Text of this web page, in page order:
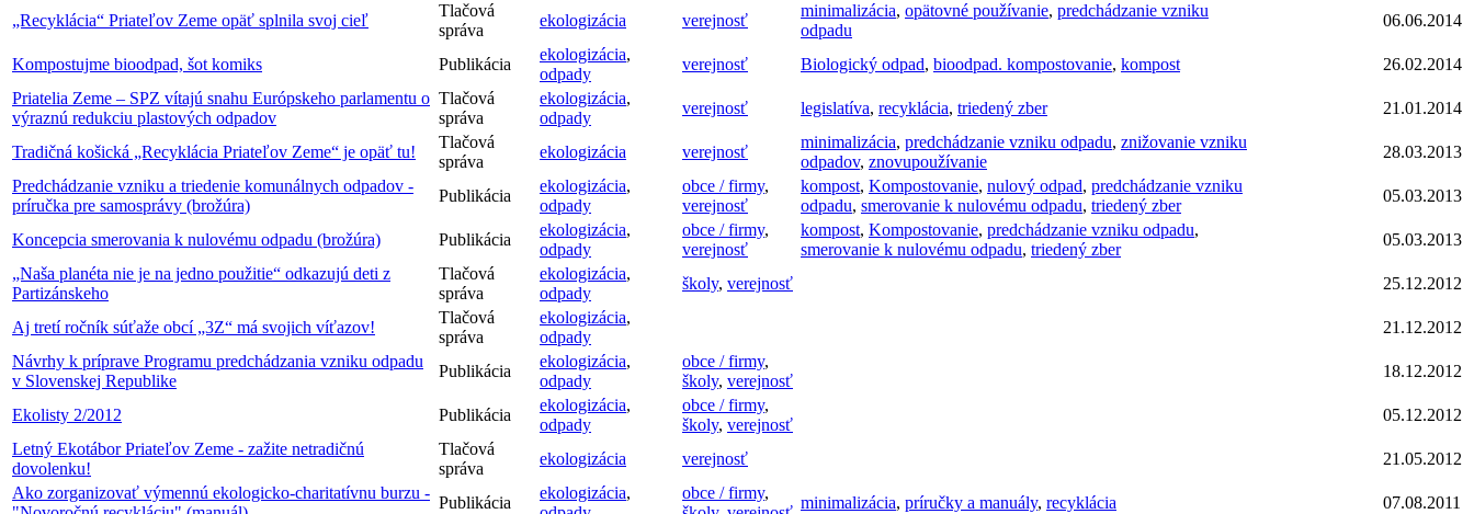
„Recyklácia“ Priateľov Zeme opäť splnila svoj cieľ
Tlačová
správa
ekologizácia verejnosť
minimalizácia, opätovné používanie, predchádzanie vzniku
odpadu
06.06.2014
Kompostujme bioodpad, šot komiks Publikácia
ekologizácia,
odpady
verejnosť Biologický odpad, bioodpad. kompostovanie, kompost
26.02.2014
Priatelia Zeme – SPZ vítajú snahu Európskeho parlamentu o
výraznú redukciu plastových odpadov
Tlačová
správa
ekologizácia,
odpady
verejnosť legislatíva, recyklácia, triedený zber 21.01.2014
Tradičná košická „Recyklácia Priateľov Zeme“ je opäť tu!
Tlačová
správa
ekologizácia verejnosť
minimalizácia, predchádzanie vzniku odpadu, znižovanie vzniku
odpadov, znovupoužívanie
28.03.2013
Predchádzanie vzniku a triedenie komunálnych odpadov -
príručka pre samosprávy (brožúra)
Publikácia
ekologizácia,
odpady
obce / firmy,
verejnosť
kompost, Kompostovanie, nulový odpad, predchádzanie vzniku
odpadu, smerovanie k nulovému odpadu, triedený zber
05.03.2013
Koncepcia smerovania k nulovému odpadu (brožúra) Publikácia
ekologizácia,
odpady
obce / firmy,
verejnosť
kompost, Kompostovanie, predchádzanie vzniku odpadu,
smerovanie k nulovému odpadu, triedený zber
05.03.2013
„Naša planéta nie je na jedno použitie“ odkazujú deti z
Partizánskeho
Tlačová
správa
ekologizácia,
odpady
školy, verejnosť 25.12.2012
Aj tretí ročník súťaže obcí „3Z“ má svojich víťazov!
Tlačová
správa
ekologizácia,
odpady
21.12.2012
Návrhy k príprave Programu predchádzania vzniku odpadu
v Slovenskej Republike
Publikácia
ekologizácia,
odpady
obce / firmy,
školy, verejnosť
18.12.2012
Ekolisty 2/2012 Publikácia
ekologizácia,
odpady
obce / firmy,
školy, verejnosť
05.12.2012
Letný Ekotábor Priateľov Zeme - zažite netradičnú
dovolenku!
Tlačová
správa
ekologizácia verejnosť
21.05.2012
Ako zorganizovať výmennú ekologicko-charitatívnu burzu -
Publikácia
ekologizácia,
obce / firmy,
minimalizácia, príručky a manuály, recyklácia 07.08.2011